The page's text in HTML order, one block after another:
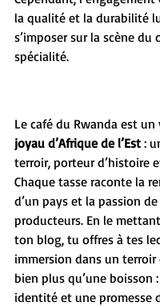
la qualité et la durabilité
s’imposer sur la scène du
spécialité.
Le café du Rwanda est
joyau d’Afrique de l’Est :
terroir, porteur d’histoire
Chaque tasse raconte la
d’un pays et la passion de
producteurs. En le
ton blog, tu offres à tes
immersion dans un terroir
bien plus qu’une boisson
identité et une promesse